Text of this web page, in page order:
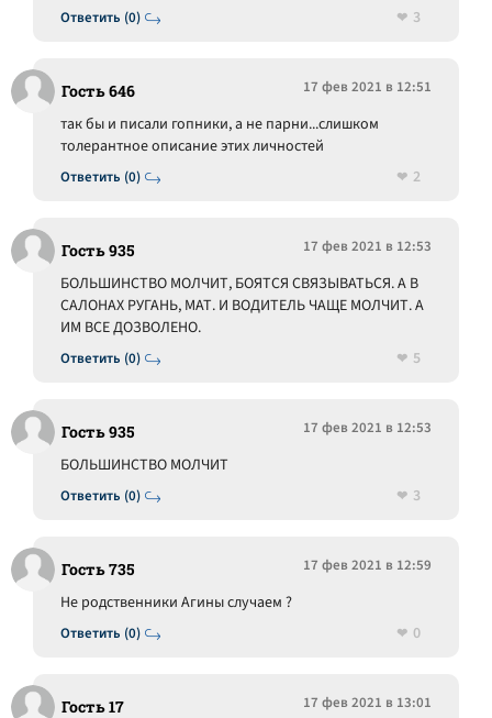
Ответить (0)
3
Гость 646 17 фев 2021 в 12:51
Ответить (0)
так бы и писали гопники, а не парни...слишком
толерантное описание этих личностей
2
Гость 935 17 фев 2021 в 12:53
Ответить (0)
БОЛЬШИНСТВО МОЛЧИТ, БОЯТСЯ СВЯЗЫВАТЬСЯ. А В
САЛОНАХ РУГАНЬ, МАТ. И ВОДИТЕЛЬ ЧАЩЕ МОЛЧИТ. А
ИМ ВСЕ ДОЗВОЛЕНО.
5
Гость 935 17 фев 2021 в 12:53
Ответить (0)
БОЛЬШИНСТВО МОЛЧИТ
3
Гость 735 17 фев 2021 в 12:59
Ответить (0)
Не родственники Агины случаем ?
0
Гость 17 17 фев 2021 в 13:01